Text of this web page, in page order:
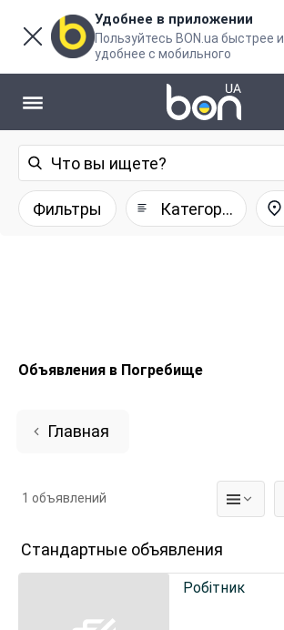
Удобнее в приложении
Пользуйтесь BON.ua быстрее и
удобнее с мобильного
Фильтры Категории
Объявления в Погребище
Главная
1 объявлений
Стандартные объявления
Робітник